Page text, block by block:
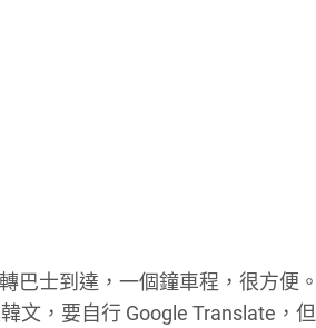
巴士到達，一個鐘車程，很方便
文，要自行 Google Translate，